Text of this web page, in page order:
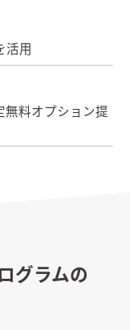
活用
無料オプション提
グラムの